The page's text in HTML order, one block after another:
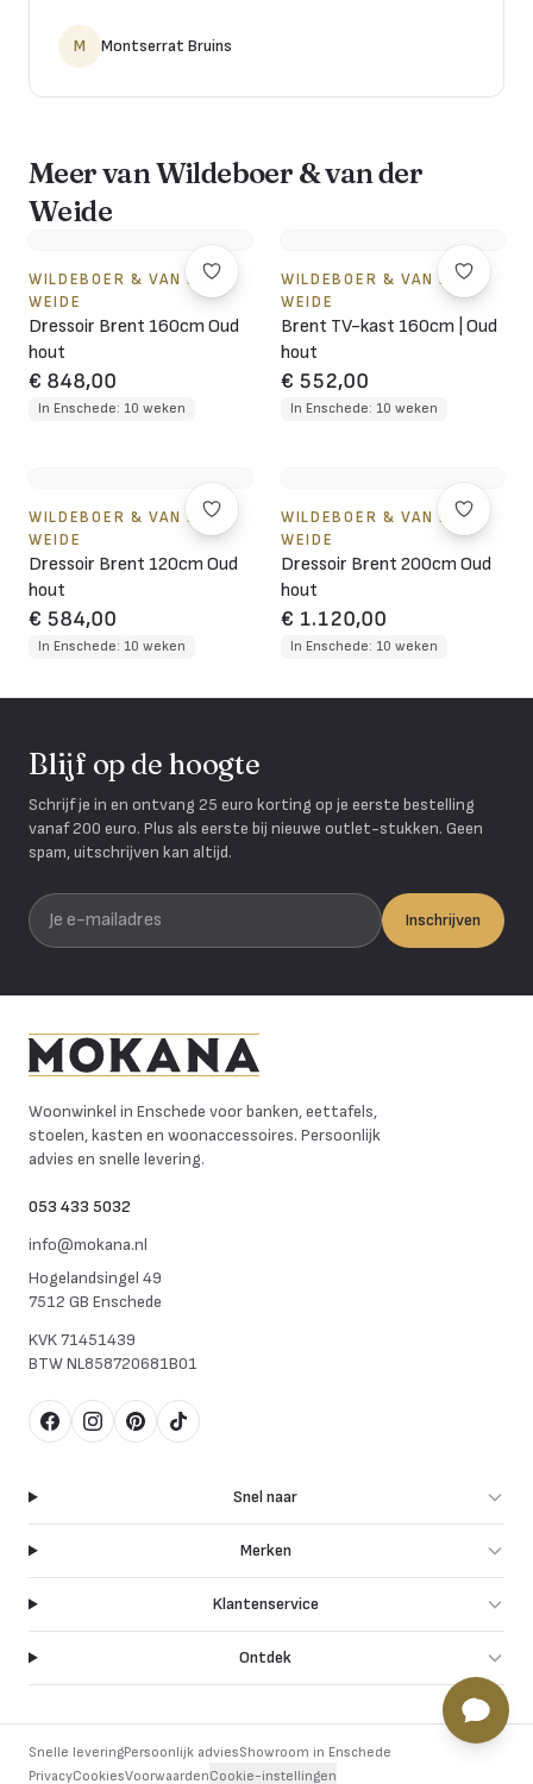
M Montserrat Bruins
Meer van Wildeboer & van der
Weide
WILDEBOER & VAN DER
WEIDE
Dressoir Brent 160cm Oud
hout
€ 848,00
In Enschede: 10 weken
WILDEBOER & VAN DER
WEIDE
Brent TV-kast 160cm | Oud
hout
€ 552,00
In Enschede: 10 weken
WILDEBOER & VAN DER
WEIDE
Dressoir Brent 120cm Oud
hout
€ 584,00
In Enschede: 10 weken
WILDEBOER & VAN DER
WEIDE
Dressoir Brent 200cm Oud
hout
€ 1.120,00
In Enschede: 10 weken
Blijf op de hoogte
Schrijf je in en ontvang 25 euro korting op je eerste bestelling
vanaf 200 euro. Plus als eerste bij nieuwe outlet-stukken. Geen
spam, uitschrijven kan altijd.
Je e-mailadres
Inschrijven
Woonwinkel in Enschede voor banken, eettafels,
stoelen, kasten en woonaccessoires. Persoonlijk
advies en snelle levering.
053 433 5032
info@mokana.nl
Hogelandsingel 49
7512 GB Enschede
KVK71451439
BTWNL858720681B01
FacebookInstagram
Pinterest
TikTok
Snel naar
Merken
Klantenservice
Ontdek
Snelle leveringPersoonlijk adviesShowroom in Enschede
PrivacyCookiesVoorwaardenCookie-instellingen